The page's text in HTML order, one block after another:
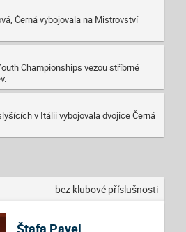
Černá vybojovala na Mistrovství
Championships vezou stříbrné
v Itálii vybojovala dvojice Černá
bez klubové příslušnosti